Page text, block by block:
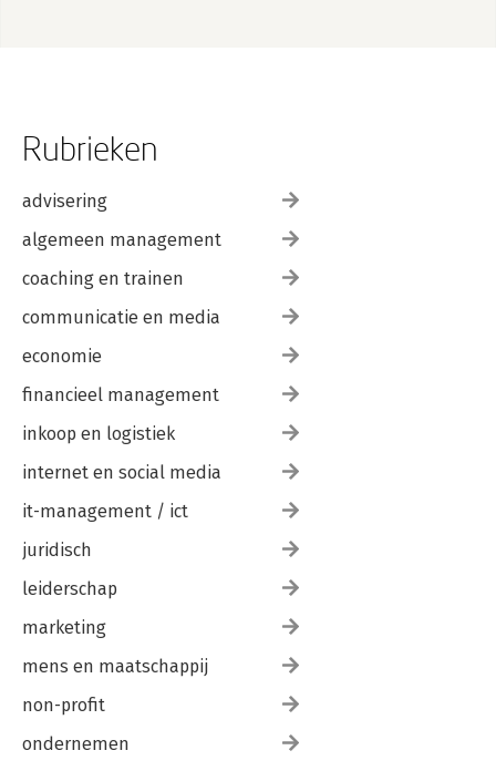
Rubrieken
advisering
algemeen management
coaching en trainen
communicatie en media
economie
financieel management
inkoop en logistiek
internet en social media
it-management / ict
juridisch
leiderschap
marketing
mens en maatschappij
non-profit
ondernemen